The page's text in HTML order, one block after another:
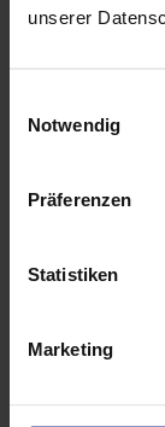
unserer
Notwendig
Präferenzen
Statistiken
Marketing